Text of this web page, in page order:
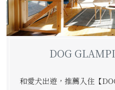
DOG
和愛犬出遊，推薦入住【